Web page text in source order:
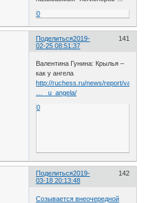
0
Поделиться 141
2019-
02-25 08:51:37
Валентина Гунина: Крылья –
как у ангела
http://ruchess.ru/news/report/valentina
… _u_angela/
0
Поделиться 142
2019-
03-18 20:13:48
Созывается внеочередной